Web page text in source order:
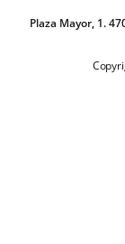
Plaza Mayor, 1.